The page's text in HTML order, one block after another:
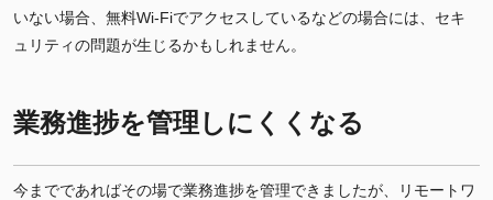
いない場合、無料Wi-Fiでアクセスしているなどの場合には、セキ
ュリティの問題が生じるかもしれません。
業務進捗を管理しにくくなる
今までであればその場で業務進捗を管理できましたが、リモートワ